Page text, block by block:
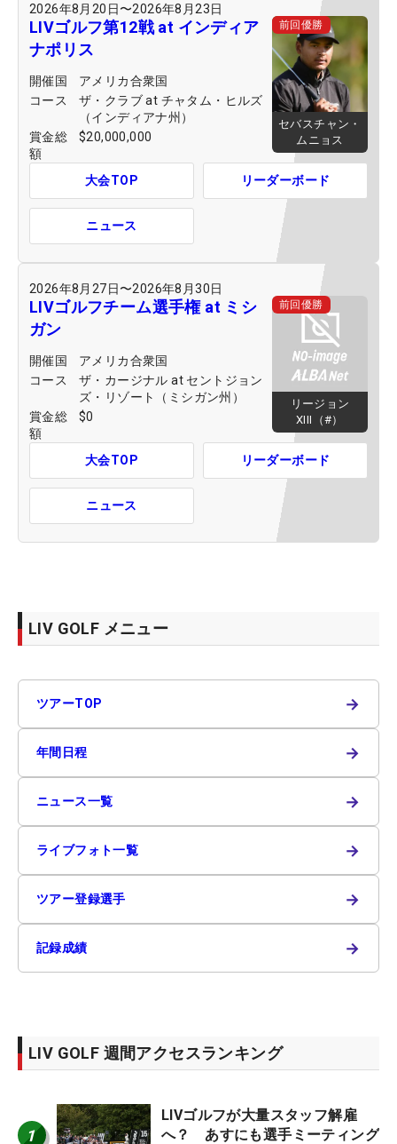
2026年8月20日〜2026年8月23日
LIVゴルフ第12戦 at インディア
ナポリス
開催国
アメリカ合衆国
コース
ザ・クラブ at チャタム・ヒルズ
（インディアナ州）
賞金総
額
$20,000,000
前回優勝
セバスチャン・
ムニョス
大会TOP リーダーボード
ニュース
2026年8月27日〜2026年8月30日
LIVゴルフチーム選手権 at ミシ
ガン
開催国
アメリカ合衆国
コース
ザ・カージナル at セントジョン
ズ・リゾート（ミシガン州）
賞金総
額
$0
前回優勝
リージョン
XIII（#）
大会TOP リーダーボード
ニュース
LIV GOLF メニュー
ツアーTOP →
年間日程 →
ニュース一覧 →
ライブフォト一覧 →
ツアー登録選手 →
記録成績 →
LIV GOLF 週間アクセスランキング
1
LIVゴルフが大量スタッフ解雇
へ？ あすにも選手ミーティング